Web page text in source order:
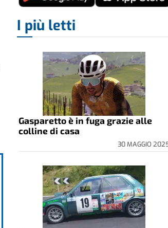
I più letti
Gasparetto è in fuga grazie alle
colline di casa
30 MAGGIO